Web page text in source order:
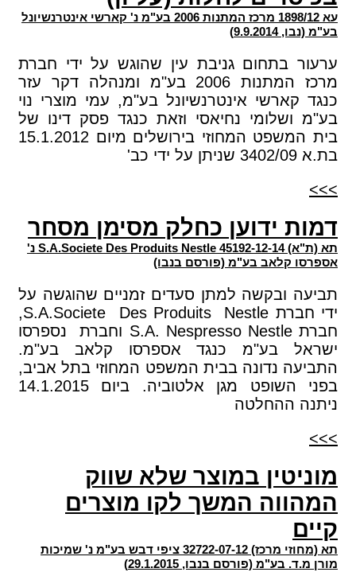
עא 1898/12 מרכז המתנות 2006 בע"מ נ' קארשי אינטרנשיונל
בע"מ (נבו, 9.9.2014)
ערעור בתחום גניבת עין שהוגש על ידי חברת
מרכז המתנות 2006 בע"מ ומנהלה דקר עזר
כנגד קארשי אינטרנשיונל בע"מ, עמי מוצרי נוי
בע"מ ושלומי נחיאסי וזאת כנגד פסק דינו של
בית המשפט המחוזי בירושלים מיום 15.1.2012
בת.א 3402/09 שניתן על ידי כב'
>>>
דמות ידוען כחלק מסימן מסחר
תא (ת"א) 45192-12-14 S.A.Societe Des Produits Nestle נ'
אספרסו קלאב בע"מ (פורסם בנבו)
תביעה ובקשה למתן סעדים זמניים שהוגשה על
ידי חברת S.A.Societe Des Produits Nestle,
חברת S.A. Nespresso Nestle וחברת נספרסו
ישראל בע"מ כנגד אספרסו קלאב בע"מ.
התביעה נדונה בבית המשפט המחוזי בתל אביב,
בפני השופט מגן אלטוביה. ביום 14.1.2015
ניתנה ההחלטה
>>>
מוניטין במוצר שלא שווק
המהווה המשך לקו מוצרים
קיים
תא (מחוזי מרכז) 32722-07-12 ציפי דבש בע"מ נ' שמיכות
מורן מ.ד. בע"מ (פורסם בנבו, 29.1.2015)